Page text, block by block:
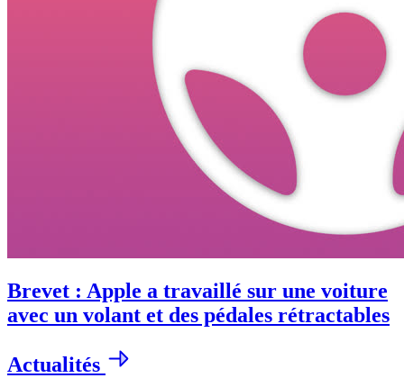
Brevet : Apple a travaillé sur une voiture
avec un volant et des pédales rétractables
Actualités